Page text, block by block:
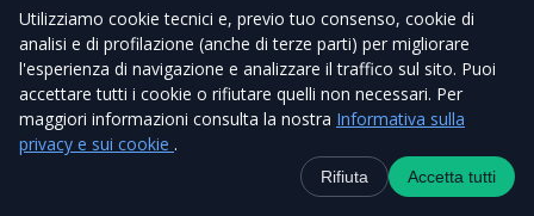
PUOI TROVARCI QUI
Utilizziamo cookie tecnici e, previo tuo consenso, cookie di
analisi e di profilazione (anche di terze parti) per migliorare
l'esperienza di navigazione e analizzare il traffico sul sito. Puoi
accettare tutti i cookie o rifiutare quelli non necessari. Per
maggiori informazioni consulta la nostra Informativa sulla
privacy e sui cookie .
Rifiuta Accetta tutti
WhatsApp Canale